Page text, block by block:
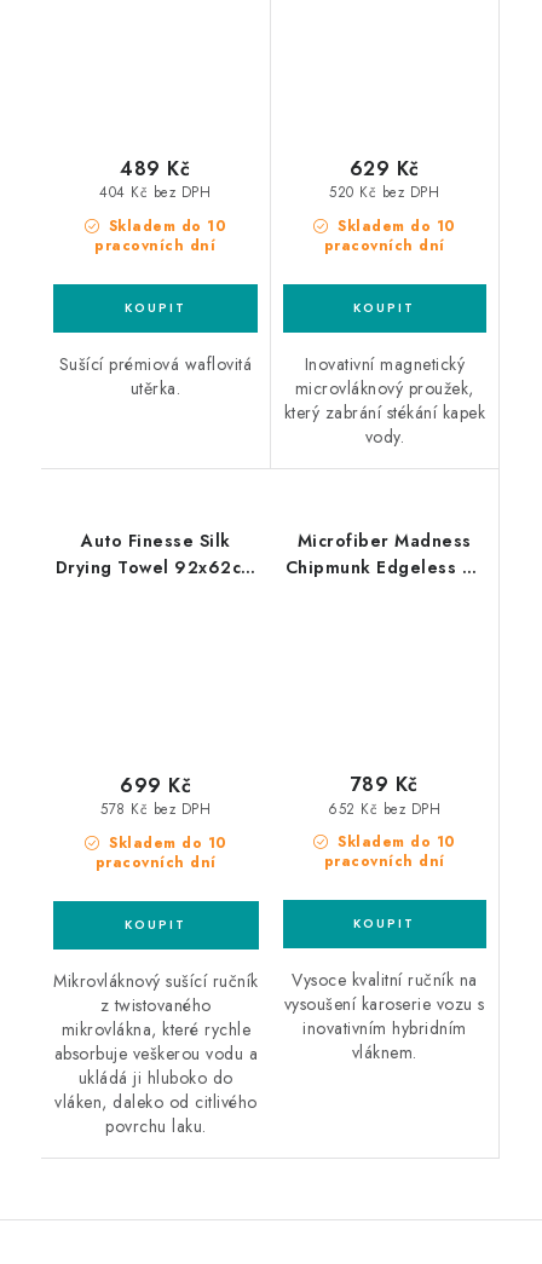
Skladem do 10
pracovních dní
404 Kč bez DPH
489 Kč
Sušící prémiová waflovitá
utěrka.
Skladem do 10
pracovních dní
520 Kč bez DPH
629 Kč
Inovativní magnetický
microvláknový proužek,
který zabrání stékání kapek
vody.
Auto Finesse Silk
Drying Towel 92x62cm
Skladem do 10
pracovních dní
578 Kč bez DPH
699 Kč
Mikrovláknový sušící ručník
z twistovaného
mikrovlákna, které rychle
absorbuje veškerou vodu a
ukládá ji hluboko do
vláken, daleko od citlivého
povrchu laku.
Microfiber Madness
Chipmunk Edgeless XL
Skladem do 10
pracovních dní
652 Kč bez DPH
789 Kč
Vysoce kvalitní ručník na
vysoušení karoserie vozu s
inovativním hybridním
vláknem.